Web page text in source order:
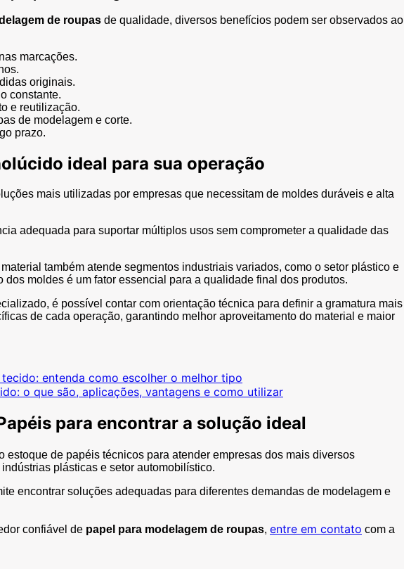
de roupas de qualidade, diversos benefícios podem ser observados ao
marcações.
originais.
constante.
e reutilização.
de modelagem e corte.
prazo.
ideal para sua operação
mais utilizadas por empresas que necessitam de moldes duráveis e alta
adequada para suportar múltiplos usos sem comprometer a qualidade das
também atende segmentos industriais variados, como o setor plástico e
moldes é um fator essencial para a qualidade final dos produtos.
é possível contar com orientação técnica para definir a gramatura mais
de cada operação, garantindo melhor aproveitamento do material e maior
entenda como escolher o melhor tipo
o que são, aplicações, vantagens e como utilizar
para encontrar a solução ideal
estoque de papéis técnicos para atender empresas dos mais diversos
plásticas e setor automobilístico.
encontrar soluções adequadas para diferentes demandas de modelagem e
confiável de papel para modelagem de roupas, entre em contato com a